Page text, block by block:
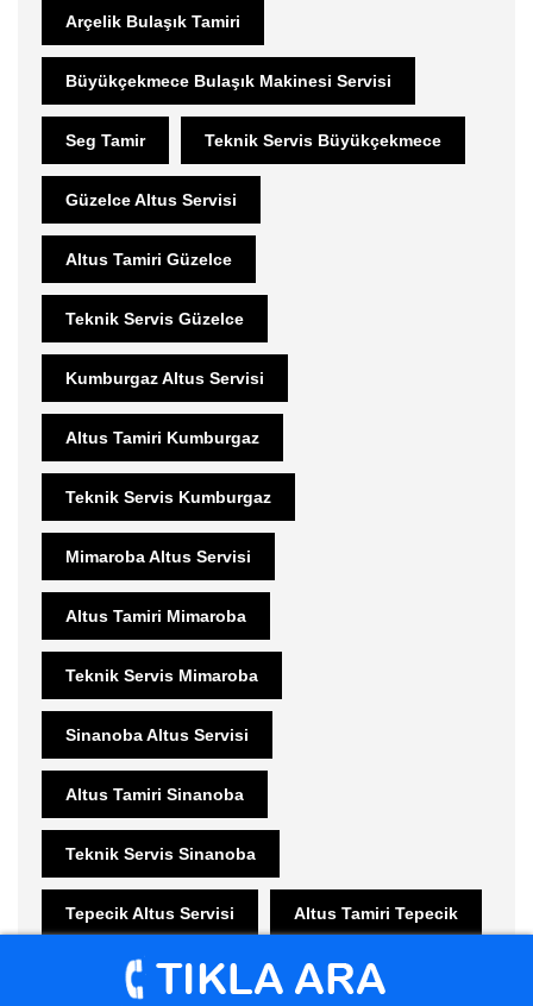
Arçelik Bulaşık Tamiri
Büyükçekmece Bulaşık Makinesi Servisi
Seg Tamir Teknik Servis Büyükçekmece
Güzelce Altus Servisi
Altus Tamiri Güzelce
Teknik Servis Güzelce
Kumburgaz Altus Servisi
Altus Tamiri Kumburgaz
Teknik Servis Kumburgaz
Mimaroba Altus Servisi
Altus Tamiri Mimaroba
Teknik Servis Mimaroba
Sinanoba Altus Servisi
Altus Tamiri Sinanoba
Teknik Servis Sinanoba
Tepecik Altus Servisi Altus Tamiri Tepecik
Teknik Servis Tepecik